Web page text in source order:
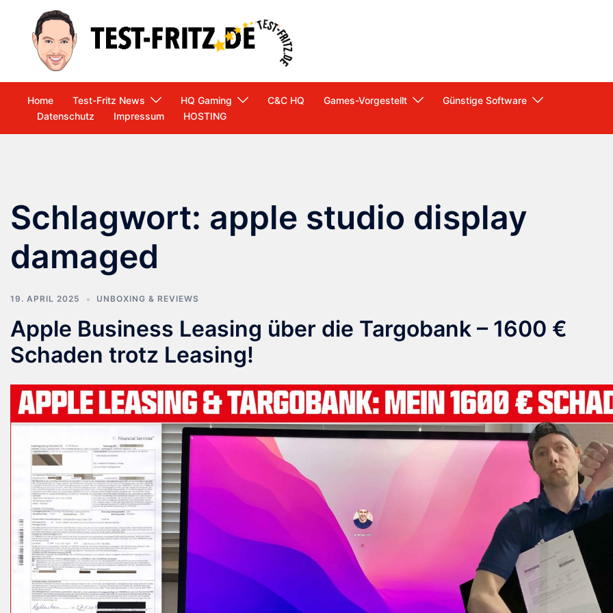
springen
Home Test-Fritz News HQ Gaming C&C HQ Games-Vorgestellt
Günstige Software
Datenschutz
Impressum HOSTING
Schlagwort: apple studio display
damaged
19. APRIL 2025 UNBOXING & REVIEWS
Apple Business Leasing über die Targobank – 1600 €
Schaden trotz Leasing!